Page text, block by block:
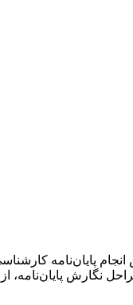
پایان‌نامه
نگارش پایان‌نامه،